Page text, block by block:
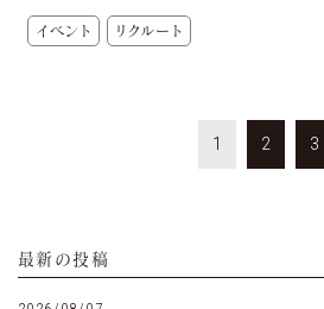
イベント リクルート
1 2 3
最新の投稿